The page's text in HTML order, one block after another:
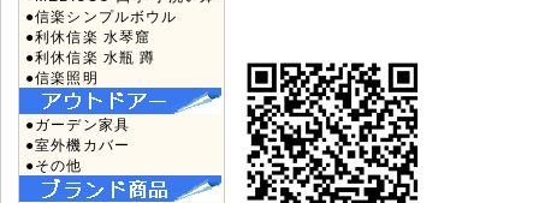
●信楽シンプルボウル
●利休信楽 水琴窟
●利休信楽 水瓶 蹲
●信楽照明
●ガーデン家具
●室外機カバー
●その他